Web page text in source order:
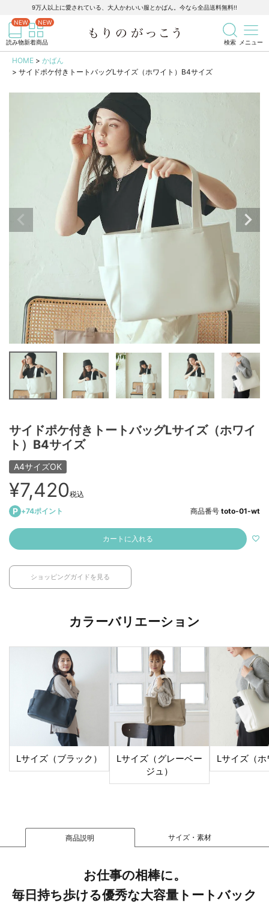
9万人以上に愛されている、大人かわいい服とかばん。今なら全品送料無料!!
読み物新着商品 検索 メニュー
商品を検索 記事を検索
HOME
かばん
サイドポケ付きトートバッグLサイズ（ホワイト）B4サイズ
サイドポケ付きトートバッグLサイズ（ホワイ
ト）B4サイズ
A4サイズOK
¥7,420税込
+74ポイント 商品番号 toto-01-wt
カートに入れる
ショッピングガイドを見る
商品説明 サイズ・素材
お仕事の相棒に。
毎日持ち歩ける優秀な大容量トートバック
カラーバリエーション
Lサイズ（ブラック）
Lサイズ（グレーベー
ジュ）
Lサイズ（